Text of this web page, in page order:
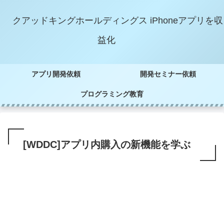
クアッドキングホールディングス iPhoneアプリを収
益化
アプリ開発依頼 開発セミナー依頼
プログラミング教育
[WDDC]アプリ内購入の新機能を学ぶ